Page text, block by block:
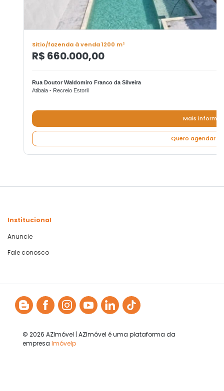
Sitio/fazenda à venda 1200 m²
R$ 660.000,00
Rua Doutor Waldomiro Franco da Silveira
Atibaia - Recreio Estoril
Mais
Quero agendar
Institucional
Anuncie
Fale conosco
© 2026 AZImóvel | AZImóvel é uma plataforma da
empresa Imóvelp